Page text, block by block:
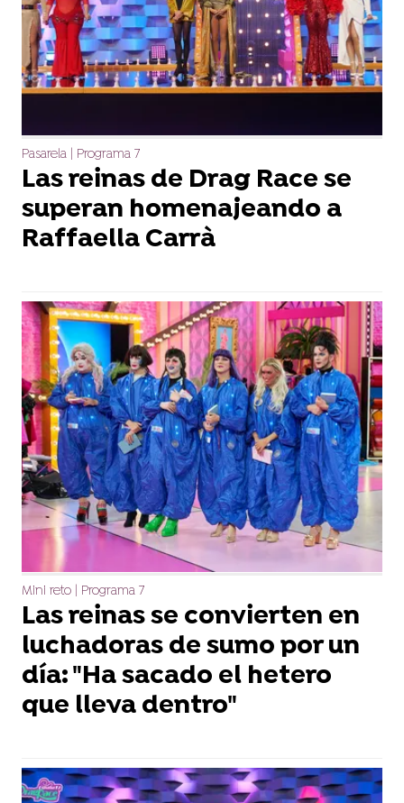
Pasarela | Programa 7
Las reinas de Drag Race se
superan homenajeando a
Raffaella Carrà
Mini reto | Programa 7
Las reinas se convierten en
luchadoras de sumo por un
día: "Ha sacado el hetero
que lleva dentro"